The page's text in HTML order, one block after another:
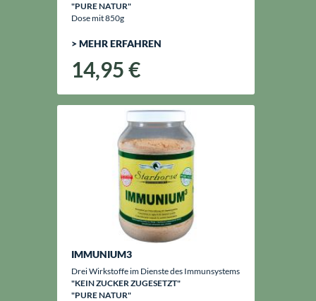
"PURE NATUR"
Dose mit 850g
> MEHR ERFAHREN
14,95 €
IMMUNIUM3
Drei Wirkstoffe im Dienste des Immunsystems
"KEIN ZUCKER ZUGESETZT"
"PURE NATUR"